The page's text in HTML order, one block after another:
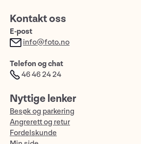
Kontakt oss
E-post
info@foto.no
Telefon og chat
46 46 24 24
Nyttige lenker
Besøk og parkering
Angrerett og retur
Fordelskunde